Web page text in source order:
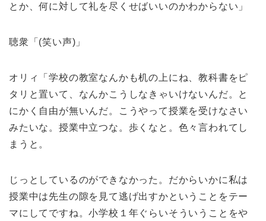
とか、何に対して礼を尽くせばいいのかわからない」
聴衆「(笑い声)」
オリィ「学校の教室なんかも机の上にね、教科書をピ
タリと置いて、なんかこうしなきゃいけないんだ。と
にかく自由が無いんだ。こうやって授業を受けなさい
みたいな。授業中立つな。歩くなと。色々言われてし
まうと。
じっとしているのができなかった。だからいかに私は
授業中は先生の隙を見て逃げ出すかということをテー
マにしてですね。小学校１年ぐらいそういうことをや